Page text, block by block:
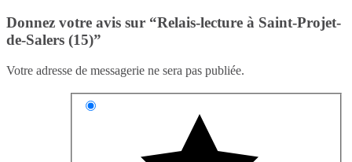
Donnez votre avis sur “Relais-lecture à Saint-Projet-
de-Salers (15)”
Votre adresse de messagerie ne sera pas publiée.